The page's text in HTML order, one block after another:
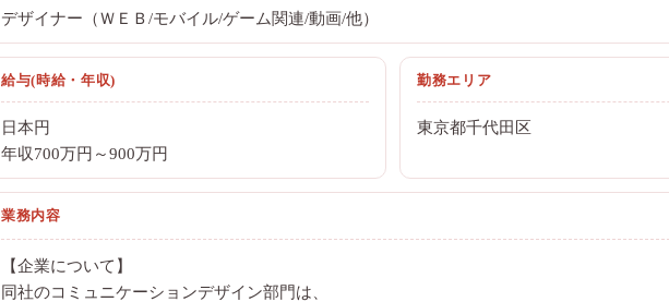
デザイナー（ＷＥＢ/モバイル/ゲーム関連/動画/他）
給与(時給・年収)
日本円
年収700万円～900万円
勤務エリア
東京都千代田区
業務内容
【企業について】
同社のコミュニケーションデザイン部門は、